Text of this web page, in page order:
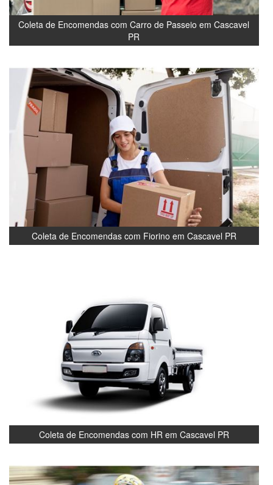
Coleta de Encomendas com Carro de Passeio em Cascavel
PR
Coleta de Encomendas com Fiorino em Cascavel PR
Coleta de Encomendas com HR em Cascavel PR